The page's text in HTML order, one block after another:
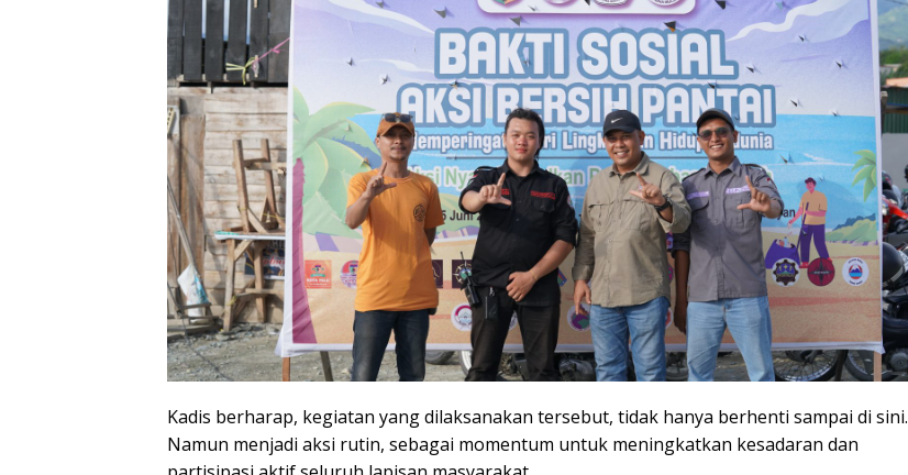
Kadis berharap, kegiatan yang dilaksanakan tersebut, tidak hanya berhenti sampai di sini.
Namun menjadi aksi rutin, sebagai momentum untuk meningkatkan kesadaran dan